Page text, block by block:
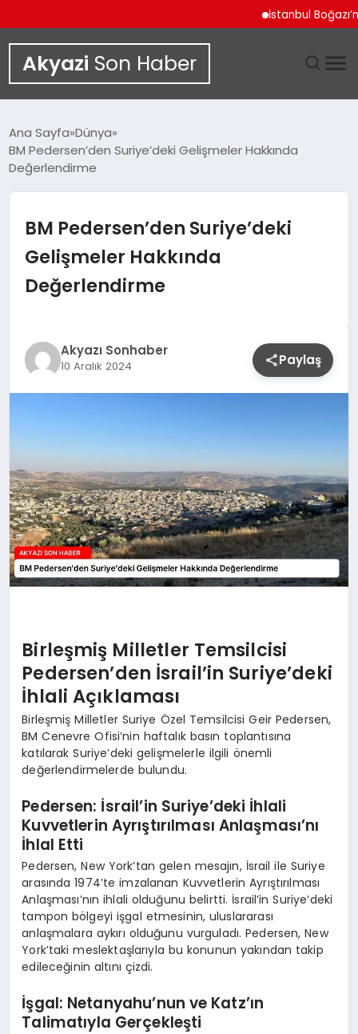
İstanbul
Akyazi Son Haber
SIYASET
SPOR
YAŞAM
Ana Sayfa Dünya
BM Pedersen’den Suriye’deki Gelişmeler Hakkında
Değerlendirme
BM Pedersen’den Suriye’deki
Gelişmeler Hakkında
Değerlendirme
Akyazı Sonhaber
10 Aralık 2024 Paylaş
Birleşmiş Milletler Temsilcisi
Pedersen’den İsrail’in Suriye’deki
İhlali Açıklaması
Birleşmiş Milletler Suriye Özel Temsilcisi Geir Pedersen,
BM Cenevre Ofisi’nin haftalık basın toplantısına
katılarak Suriye’deki gelişmelerle ilgili önemli
değerlendirmelerde bulundu.
Pedersen: İsrail’in Suriye’deki İhlali
Kuvvetlerin Ayrıştırılması Anlaşması’nı
İhlal Etti
Pedersen, New York’tan gelen mesajın, İsrail ile Suriye
arasında 1974’te imzalanan Kuvvetlerin Ayrıştırılması
Anlaşması’nın ihlali olduğunu belirtti. İsrail’in Suriye’deki
tampon bölgeyi işgal etmesinin, uluslararası
anlaşmalara aykırı olduğunu vurguladı. Pedersen, New
York’taki meslektaşlarıyla bu konunun yakından takip
edileceğinin altını çizdi.
İşgal: Netanyahu’nun ve Katz’ın
Talimatıyla Gerçekleşti